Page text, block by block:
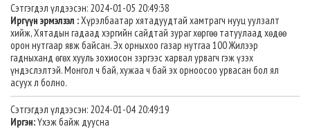
Сэтгэгдэл үлдээсэн: 2024-01-05 20:49:38
Иргүүн эрмэлзэл :Хүрэлбаатар хятадуудтай хамтрагч нууц уулзалт
хийж, Хятадын гадаад хэргийн сайдтай зураг хөргөө татуулаад хөдөө
орон нутгаар явж байсан. Эх орныхоо газар нутгаа 100 Жилээр
гадныханд өгөх хууль зохиосон зэргээс харвал урвагч гэж үзэх
үндэслэлтэй. Монгол ч бай, хужаа ч бай эх орноосоо урвасан бол ял
асуух л болно.
Сэтгэгдэл үлдээсэн: 2024-01-04 20:49:19
Иргэн:Үхэж байж дуусна